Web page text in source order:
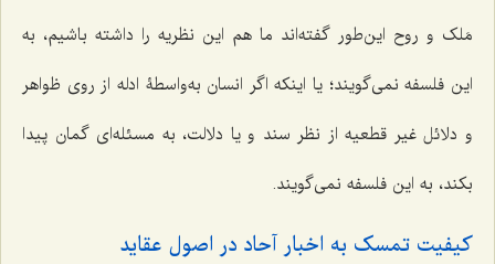
مَلک و روح این‌طور گفته‌اند ما هم این نظریه را داشته باشیم، به
این فلسفه نمی‌گویند؛ یا اینکه اگر انسان به‌واسطۀ ادله از روی ظواهر
و دلائل غیر قطعیه از نظر سند و یا دلالت، به مسئله‌ای گمان پیدا
بکند، به این فلسفه نمی‌گویند.
کیفیت تمسک به اخبار آحاد در اصول عقاید